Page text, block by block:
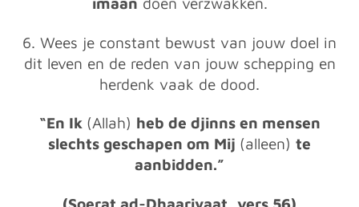
6. Wees je constant bewust van jouw doel in
dit leven en de reden van jouw schepping en
herdenk vaak de dood.
“En Ik (Allah) heb de djinns en mensen
slechts geschapen om Mij (alleen) te
aanbidden.”